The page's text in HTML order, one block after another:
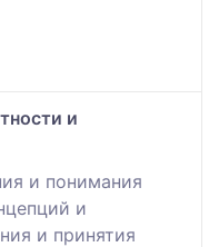
и
и понимания
и
и принятия